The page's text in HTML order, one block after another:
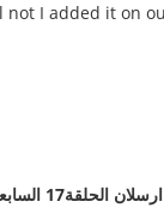
I added it on
السابعة عشر